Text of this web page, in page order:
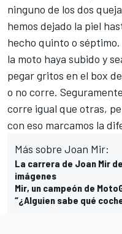
ninguno de los dos
hemos dejado la piel
hecho quinto o
la moto haya subido y
pegar gritos en el box
o no corre.
corre igual que otras,
con eso marcamos la
Más sobre Joan Mir:
La carrera de Joan Mir
imágenes
Mir, un campeón de
“¿Alguien sabe qué